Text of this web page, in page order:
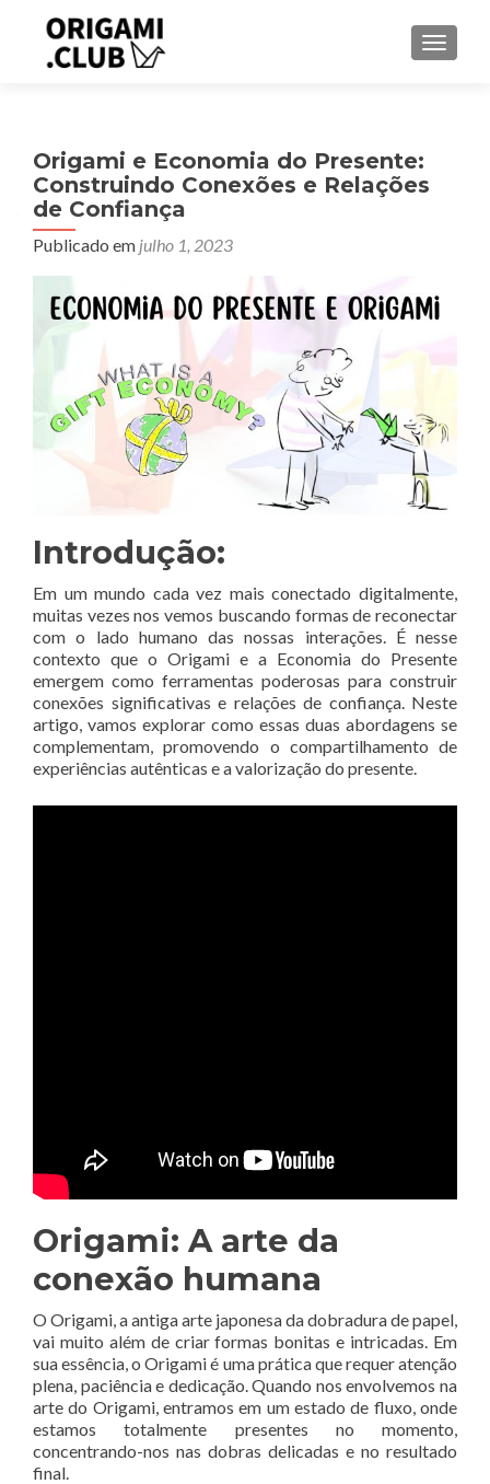
Origami e Economia do Presente:
Construindo Conexões e Relações
de Confiança
Publicado em julho 1, 2023
Introdução:
Em um mundo cada vez mais conectado digitalmente,
muitas vezes nos vemos buscando formas de reconectar
com o lado humano das nossas interações. É nesse
contexto que o Origami e a Economia do Presente
emergem como ferramentas poderosas para construir
conexões significativas e relações de confiança. Neste
artigo, vamos explorar como essas duas abordagens se
complementam, promovendo o compartilhamento de
experiências autênticas e a valorização do presente.
Origami: A arte da
conexão humana
O Origami, a antiga arte japonesa da dobradura de papel,
vai muito além de criar formas bonitas e intricadas. Em
sua essência, o Origami é uma prática que requer atenção
plena, paciência e dedicação. Quando nos envolvemos na
arte do Origami, entramos em um estado de fluxo, onde
estamos totalmente presentes no momento,
concentrando-nos nas dobras delicadas e no resultado
final.